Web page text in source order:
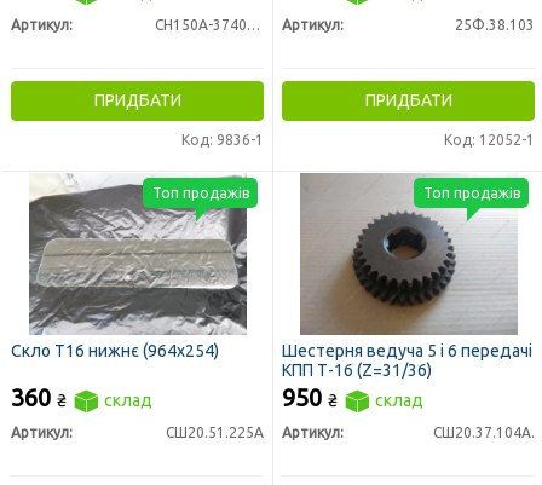
Артикул: СН150А-3740000-1
ПРИДБАТИ
Код: 9836-1
Артикул: 25Ф.38.103
ПРИДБАТИ
Код: 12052-1
Скло Т16 нижнє (964х254)
360 ₴ склад
Артикул: СШ20.51.225А
Топ продажів
Шестерня ведуча 5 і 6 передачі
КПП Т-16 (Z=31/36)
950 ₴ склад
Артикул: СШ20.37.104А.
Топ продажів